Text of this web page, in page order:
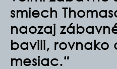
smiech
naozaj
bavili, rovnako
mesiac.“